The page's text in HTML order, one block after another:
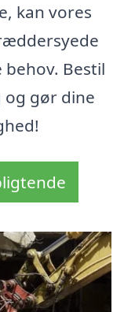
kan vores
Bestil
gør dine